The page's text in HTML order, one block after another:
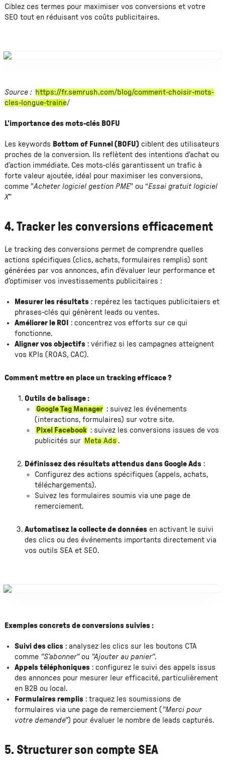
Ciblez ces termes pour maximiser vos conversions et votre
SEO tout en réduisant vos coûts publicitaires.
Source :
https://fr.semrush.com/blog/comment-choisir-mots-
cles-longue-traine/
L’importance des mots-clés BOFU
Les keywords Bottom of Funnel (BOFU) ciblent des utilisateurs
proches de la conversion. Ils reflètent des intentions d’achat ou
d’action immédiate. Ces mots-clés garantissent un trafic à
forte valeur ajoutée, idéal pour maximiser les conversions,
comme "Acheter logiciel gestion PME" ou “Essai gratuit logiciel
X"
4. Tracker les conversions efficacement
Le tracking des conversions permet de comprendre quelles
actions spécifiques (clics, achats, formulaires remplis) sont
générées par vos annonces, afin d’évaluer leur performance et
d’optimiser vos investissements publicitaires :
Mesurer les résultats: repérez les tactiques publicitaiers et
phrases-clés qui génèrent leads ou ventes.
Améliorer le ROI
: concentrez vos efforts sur ce qui
fonctionne.
Aligner vos objectifs: vérifiez si les campagnes atteignent
vos KPIs (ROAS, CAC).
Comment mettre en place un tracking efficace ?
Outils de balisage :
Google Tag Manager : suivez les événements
(interactions, formulaires) sur votre site.
Pixel Facebook : suivez les conversions issues de vos
publicités sur Meta Ads .
Définissez des résultats attendus dans Google Ads:
Configurez des actions spécifiques (appels, achats,
téléchargements).
Suivez les formulaires soumis via une page de
remerciement.
Automatisez la collecte de donnéesen activant le suivi
des clics ou des événements importants directement via
vos outils SEA et SEO.
Exemples concrets de conversions suivies :
Suivi des clics: analysez les clics sur les boutons CTA
comme "S’abonner"ou "Ajouter au panier".
Appels téléphoniques: configurez le suivi des appels issus
des annonces pour mesurer leur efficacité, particulièrement
en B2B ou local.
Formulaires remplis: traquez les soumissions de
formulaires via une page de remerciement ( "Merci pour
votre demande") pour évaluer le nombre de leads capturés.
5. Structurer son compte SEA